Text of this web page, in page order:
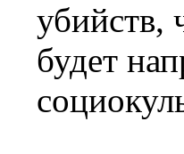
убийств,
будет